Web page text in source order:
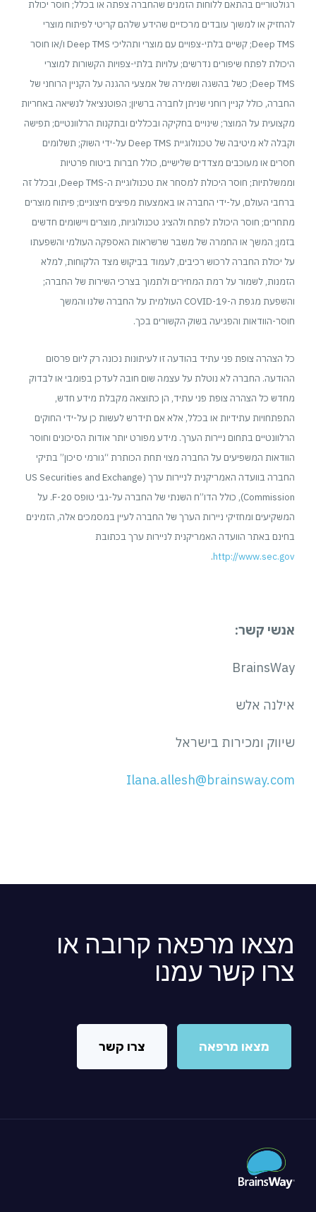
רגולטוריים בהתאם ללוחות הזמנים שהחברה צפתה או בכלל; חוסר יכולת
להחזיק או למשוך עובדים מרכזיים שהידע שלהם קריטי לפיתוח מוצרי
Deep TMS; קשיים בלתי-צפויים עם מוצרי ותהליכי Deep TMS ו/או חוסר
היכולת לפתח שיפורים נדרשים; עלויות בלתי-צפויות הקשורות למוצרי
Deep TMS; כשל בהשגה ושמירה של אמצעי ההגנה על הקניין הרוחני של
החברה, כולל קניין רוחני שניתן לחברה ברשיון; הפוטנציאל לנשיאה באחריות
מקצועית על המוצר; שינויים בחקיקה ובכללים ובתקנות הרלוונטיים; תפישה
וקבלה לא מיטיבה של טכנולוגיית Deep TMS על-ידי השוק; תשלומים
חסרים או מעוכבים מצדדים שלישיים, כולל חברות ביטוח פרטיות
וממשלתיות; חוסר היכולת למסחר את טכנולוגיית ה-Deep TMS, ובכלל זה
ברחבי העולם, על-ידי החברה או באמצעות מפיצים חיצוניים; פיתוח מוצרים
מתחרים; חוסר היכולת לפתח ולהציג טכנולוגיות, מוצרים ויישומים חדשים
בזמן; המשך או החמרה של משבר שרשראות האספקה העולמי והשפעתו
על יכולת החברה לרכוש רכיבים, לעמוד בביקוש מצד הלקוחות, למלא
הזמנות, לשמור על רמת המחירים ולתמוך בצרכי השירות של החברה;
והשפעת מגפת ה-COVID-19 העולמית על החברה שלנו והמשך
חוסר-הוודאות והפגיעה בשוק הקשורים בכך.
כל הצהרה צופת פני עתיד בהודעה זו לעיתונות נכונה רק ליום פרסום
ההודעה. החברה לא נוטלת על עצמה שום חובה לעדכן בפומבי או לבדוק
מחדש כל הצהרה צופת פני עתיד, הן כתוצאה מקבלת מידע חדש,
התפתחויות עתידיות או בכלל, אלא אם תידרש לעשות כן על-ידי החוקים
הרלוונטיים בתחום ניירות הערך. מידע מפורט יותר אודות הסיכונים וחוסר
הוודאות המשפיעים על החברה מצוי תחת הכותרת “גורמי סיכון” בתיקי
החברה בוועדה האמריקנית לניירות ערך (US Securities and Exchange
Commission), כולל הדו”ח השנתי של החברה על-גבי טופס 20-F. על
המשקיעים ומחזיקי ניירות הערך של החברה לעיין במסמכים אלה, הזמינים
בחינם באתר הוועדה האמריקנית לניירות ערך בכתובת
http://www.sec.gov
.
אנשי קשר:
BrainsWay
אילנה אלש
שיווק ומכירות בישראל
Ilana.allesh@brainsway.com
מצאו מרפאה קרובה או
צרו קשר עמנו
מצאו מרפאה צרו קשר